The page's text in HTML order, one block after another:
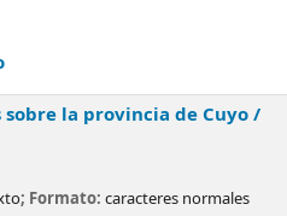
la provincia de Cuyo /
; Formato: caracteres normales